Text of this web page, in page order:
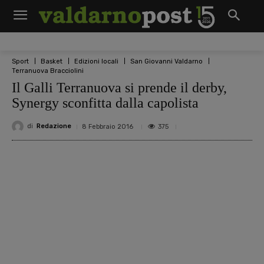
Sport Basket Edizioni locali
San Giovanni Valdarno
Terranuova Bracciolini
Il Galli Terranuova si prende il derby,
Synergy sconfitta dalla capolista
di Redazione 8 Febbraio 2016 375